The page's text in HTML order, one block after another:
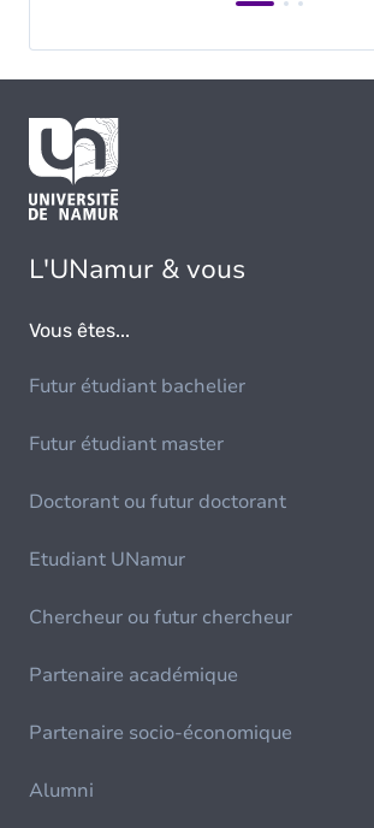
L'UNamur & vous
Vous êtes...
Futur étudiant bachelier
Futur étudiant master
Doctorant ou futur doctorant
Etudiant UNamur
Chercheur ou futur chercheur
Partenaire académique
Partenaire socio-économique
Alumni